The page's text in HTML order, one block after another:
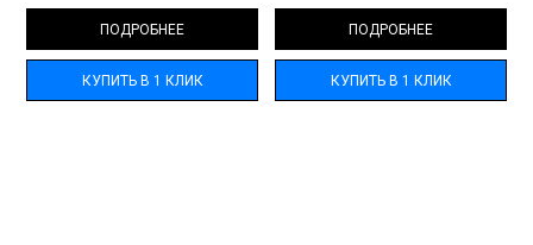
ПОДРОБНЕЕ
КУПИТЬ В 1 КЛИК
ПОДРОБНЕЕ
КУПИТЬ В 1 КЛИК